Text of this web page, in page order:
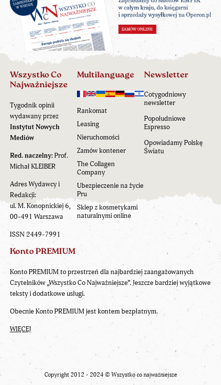
Wszystko Co
Najważniejsze
Tygodnik opinii
wydawany przez
Instytut Nowych
Mediów
Red. naczelny:Prof.
Michał KLEIBER
Adres Wydawcy i
Redakcji:
ul. M. Konopnickiej 6,
00-491 Warszawa
ISSN 2449-7991
Multilanguage
Rankomat
Leasing
Nieruchomości
Zamów kontener
The Collagen
Company
Ubezpieczenie na życie
Pru
Sklep z kosmetykami
naturalnymi online
Newsletter
Cotygodniowy
newsletter
Popołudniowe
Espresso
Opowiadamy Polskę
Światu
Konto PREMIUM
Konto PREMIUM to przestrzeń dla najbardziej zaangażowanych
Czytelników „Wszystko Co Najważniejsze”. Jeszcze bardziej wyjątkowe
teksty i dodatkowe usługi.
Obecnie Konto PREMIUM jest kontem bezpłatnym.
WIĘCEJ
Copyright 2012 - 2024 © Wszystko co najważniejsze